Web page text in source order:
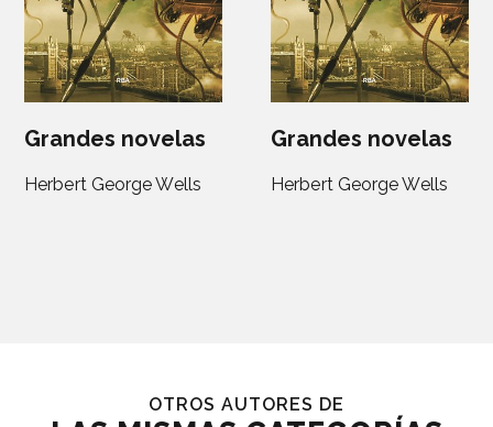
Grandes novelas
Herbert George Wells
Grandes novelas
Herbert George Wells
OTROS AUTORES DE